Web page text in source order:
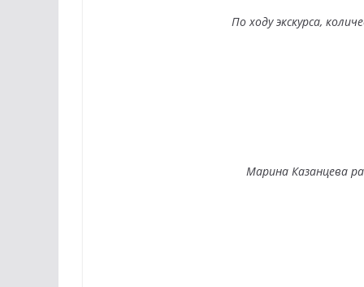
По ходу экскурса,
Марина Казанцева